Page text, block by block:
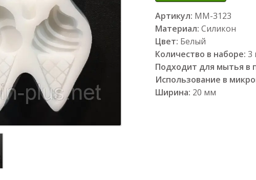
Артикул: ММ-3123
Материал: Силикон
Цвет: Белый
Количество в наборе: 3
Подходит для мытья в
Использование в
Ширина: 20 мм